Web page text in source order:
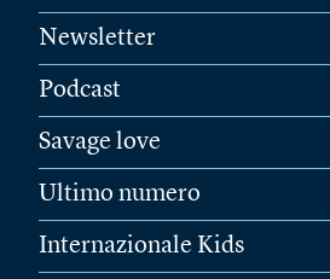
Newsletter
Podcast
Savage love
Ultimo numero
Internazionale Kids